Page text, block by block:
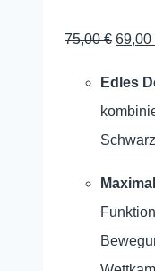
75,00€ 69,00
Edles